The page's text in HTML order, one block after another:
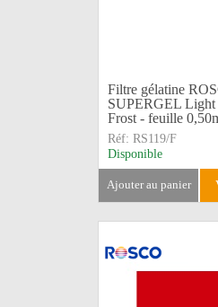
Filtre gélatine
SUPERGEL Light
Frost - feuille
Réf: RS119/F
Disponible
ajouter au panier